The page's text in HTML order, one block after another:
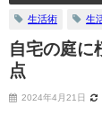
生活術 生
自宅の庭に
点
2024年4月21日